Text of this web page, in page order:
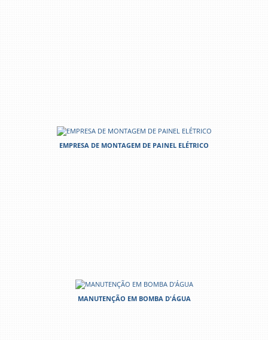
EMPRESA DE MONTAGEM DE PAINEL ELÉTRICO
MANUTENÇÃO EM BOMBA D'ÁGUA